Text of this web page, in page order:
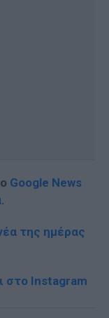
Google News
.
της ημέρας
στο Instagram